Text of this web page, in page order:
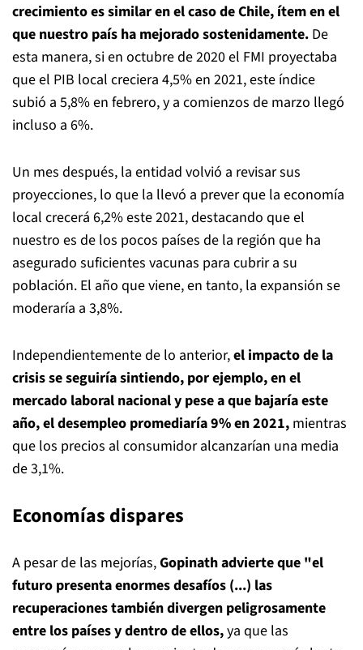
crecimiento es similar en el caso de Chile, ítem en el
que nuestro país ha mejorado sostenidamente. De
esta manera, si en octubre de 2020 el FMI proyectaba
que el PIB local creciera 4,5% en 2021, este índice
subió a 5,8% en febrero, y a comienzos de marzo llegó
incluso a 6%.
Un mes después, la entidad volvió a revisar sus
proyecciones, lo que la llevó a prever que la economía
local crecerá 6,2% este 2021, destacando que el
nuestro es de los pocos países de la región que ha
asegurado suficientes vacunas para cubrir a su
población. El año que viene, en tanto, la expansión se
moderaría a 3,8%.
Independientemente de lo anterior,el impacto de la
crisis se seguiría sintiendo, por ejemplo, en el
mercado laboral nacional y pese a que bajaría este
año, el desempleo promediaría 9% en 2021, mientras
que los precios al consumidor alcanzarían una media
de 3,1%.
Economías dispares
A pesar de las mejorías,Gopinath advierte que "el
futuro presenta enormes desafíos (...) las
recuperaciones también divergen peligrosamente
entre los países y dentro de ellos,ya que las